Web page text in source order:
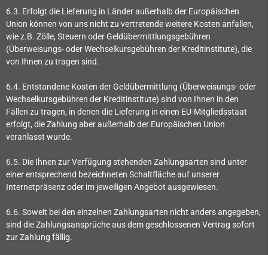
6.3. Erfolgt die Lieferung in Länder außerhalb der Europäischen
Union können von uns nicht zu vertretende weitere Kosten anfallen,
wie z.B. Zölle, Steuern oder Geldübermittlungsgebühren
(Überweisungs- oder Wechselkursgebühren der Kreditinstitute), die
von Ihnen zu tragen sind.
6.4. Entstandene Kosten der Geldübermittlung (Überweisungs- oder
Wechselkursgebühren der Kreditinstitute) sind von Ihnen in den
Fällen zu tragen, in denen die Lieferung in einen EU-Mitgliedsstaat
erfolgt, die Zahlung aber außerhalb der Europäischen Union
veranlasst wurde.
6.5. Die Ihnen zur Verfügung stehenden Zahlungsarten sind unter
einer entsprechend bezeichneten Schaltfläche auf unserer
Internetpräsenz oder im jeweiligen Angebot ausgewiesen.
6.6. Soweit bei den einzelnen Zahlungsarten nicht anders angegeben,
sind die Zahlungsansprüche aus dem geschlossenen Vertrag sofort
zur Zahlung fällig.